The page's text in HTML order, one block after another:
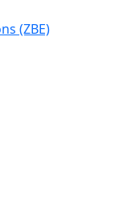
(ZBE)